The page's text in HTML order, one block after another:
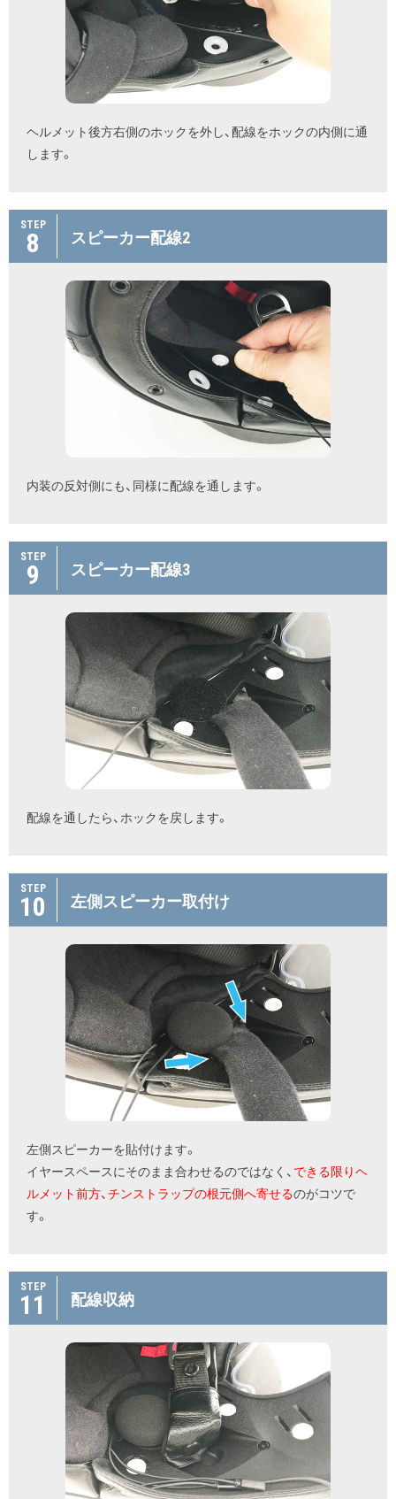
ヘルメット後方右側のホックを外し、配線をホックの内側に通
します。
STEP
8 スピーカー配線2
内装の反対側にも、同様に配線を通します。
STEP
9 スピーカー配線3
配線を通したら、ホックを戻します。
STEP
10 左側スピーカー取付け
左側スピーカーを貼付けます。
イヤースペースにそのまま合わせるのではなく、 できる限りヘ
ルメット前方、チンストラップの根元側へ寄せるのがコツで
す。
STEP
11 配線収納